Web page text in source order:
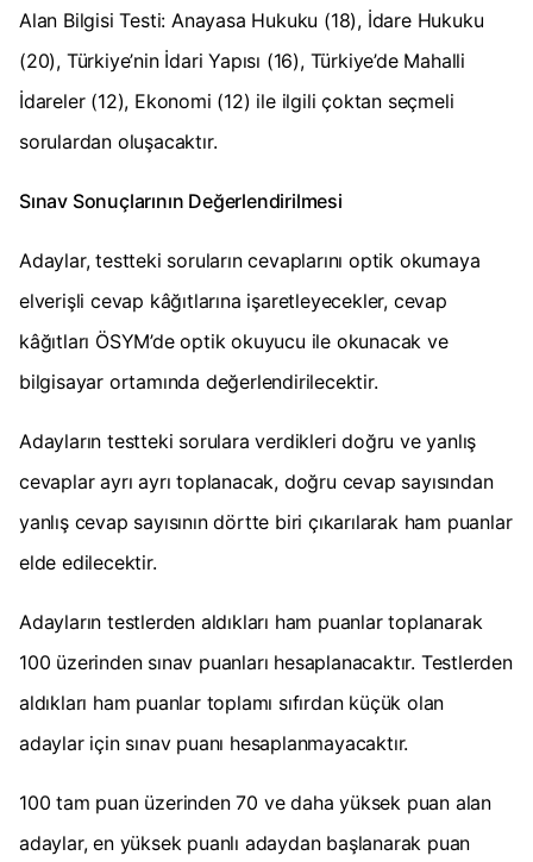
Alan Bilgisi Testi: Anayasa Hukuku (18), İdare Hukuku
(20), Türkiye’nin İdari Yapısı (16), Türkiye’de Mahalli
İdareler (12), Ekonomi (12) ile ilgili çoktan seçmeli
sorulardan oluşacaktır.
Sınav Sonuçlarının Değerlendirilmesi
Adaylar, testteki soruların cevaplarını optik okumaya
elverişli cevap kâğıtlarına işaretleyecekler, cevap
kâğıtları ÖSYM’de optik okuyucu ile okunacak ve
bilgisayar ortamında değerlendirilecektir.
Adayların testteki sorulara verdikleri doğru ve yanlış
cevaplar ayrı ayrı toplanacak, doğru cevap sayısından
yanlış cevap sayısının dörtte biri çıkarılarak ham puanlar
elde edilecektir.
Adayların testlerden aldıkları ham puanlar toplanarak
100 üzerinden sınav puanları hesaplanacaktır. Testlerden
aldıkları ham puanlar toplamı sıfırdan küçük olan
adaylar için sınav puanı hesaplanmayacaktır.
100 tam puan üzerinden 70 ve daha yüksek puan alan
adaylar, en yüksek puanlı adaydan başlanarak puan